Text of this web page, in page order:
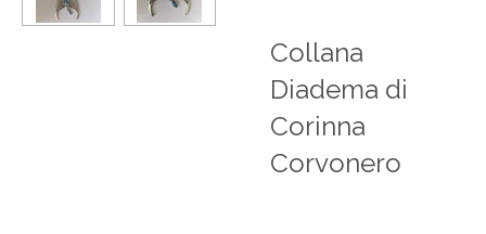
Collana
Diadema di
Corinna
Corvonero